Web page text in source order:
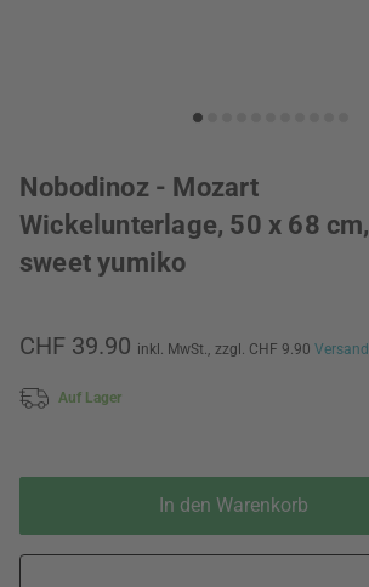
Nobodinoz - Mozart
Wickelunterlage, 50 x 68 cm,
sweet yumiko
CHF 39.90 inkl. MwSt., zzgl. CHF 9.90 Versand
Auf Lager
In den Warenkorb